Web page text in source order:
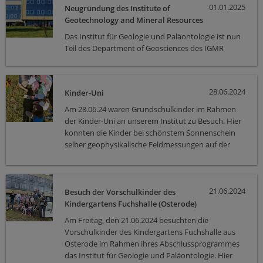
Gleichung, die zur Permeabilitätsvorhersage auch noch heute
verwendet wird, wurde in den 80er Jahren von dem Trio
Schopper, Pape und Riepe entwickelt und 1987 in Houston auf
dem Welterdölkongress vor internationalem Publikum
für Petrophysik und Bohrlochgeophysik und später auch als
Leiter des Instituts für Geophysik an der TU Clausthal und gab
Einblicke in zahlreiche durchgeführte Exkursionen und
Feldmessungen in den verschiedensten Ländern. Frau Dr. Breede
erzählte von ihren ersten Anfängen in der Geophysik durch
Teilnahme an den Geowochenenden 1999 und 2000 und dem
Beginn des Diplomstudiengangs Geophysik an der TU Clausthal.
Zusätzliche berichtete sie auch von ihrer Rückkehr im September
2019 an die TU Clausthal, um als Geophysikerin die Vorlesungen
und Prüfungen in Erdöl- und Erdgasgeologie, als Nachfolgerin
von Prof. Blendinger und Dr. Sattler, zu übernehmen. Als Prof.
Weller 2022 in den Ruhestand ging, übernahm Frau Dr. Breede
zusätzlich noch die Leitung der Arbeitsgruppe Angewandte
Geophysik und Petrophysik, die aus dem ehemaligen Institut für
Geophysik hervorgegangen ist.…
01.01.2025
Neugründung des Institute of
Geotechnology and Mineral Resources
Das Institut für Geologie und Paläontologie ist nun
Teil des Department of Geosciences des IGMR
28.06.2024
Kinder-Uni
Am 28.06.24 waren Grundschulkinder im Rahmen
der Kinder-Uni an unserem Institut zu Besuch. Hier
konnten die Kinder bei schönstem Sonnenschein
selber geophysikalische Feldmessungen auf der
Grundwissen zur Angewandten Geophysik und
erhalten.
21.06.2024
Besuch der Vorschulkinder des
Kindergartens Fuchshalle (Osterode)
Am Freitag, den 21.06.2024 besuchten die
Vorschulkinder des Kindergartens Fuchshalle aus
Osterode im Rahmen ihres Abschlussprogrammes
das Institut für Geologie und Paläontologie. Hier